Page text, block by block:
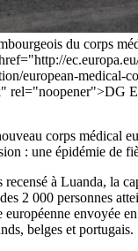
du corps
european-medical-
rel="noopener">DG
corps médical
: une épidémie de
à Luanda, la
2 000 personnes
européenne envoyée
belges et portugais.